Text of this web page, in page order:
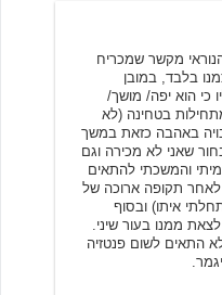
מקשר שמכריח
בלבד, במובן
כי הוא יפה/ מושך/
בטחינה (לא
באהבה כזאת במשך
שאני לא מכירה וגם
והמשכתי להתאים
תקופה ארוכה של
איתו) ובסוף
ממנו בעור שיני.
התאים לשום פנטזיה